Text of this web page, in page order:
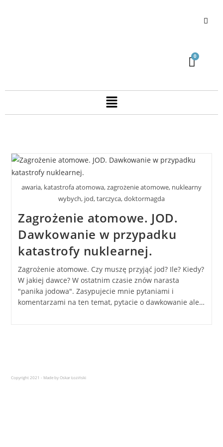
awaria, katastrofa atomowa, zagrożenie atomowe, nuklearny
wybych, jod, tarczyca, doktormagda
Zagrożenie atomowe. JOD.
Dawkowanie w przypadku
katastrofy nuklearnej.
Zagrożenie atomowe. Czy muszę przyjąć jod? Ile? Kiedy?
W jakiej dawce? W ostatnim czasie znów narasta
"panika jodowa". Zasypujecie mnie pytaniami i
komentarzami na ten temat, pytacie o dawkowanie ale…
Copyright 2021 - Made by Oskar Łoziński